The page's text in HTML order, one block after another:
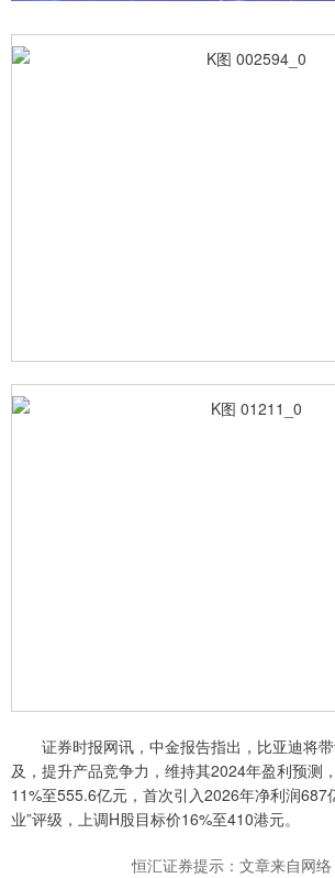
证券时报网讯，中金报告指出，比亚迪将带
及，提升产品竞争力，维持其2024年盈利预测
11%至555.6亿元，首次引入2026年净利润687
业”评级，上调H股目标价16%至410港元。
恒汇证券提示：文章来自网络